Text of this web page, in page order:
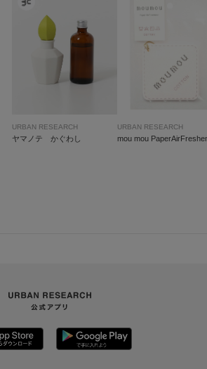
URBAN RESEARCH
ヤマノテ かぐわし
URBAN RESEARCH
mou mou